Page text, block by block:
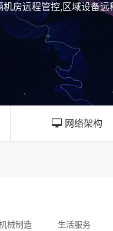
房远程管控,区域设备
网络架构
械制造 生活服务